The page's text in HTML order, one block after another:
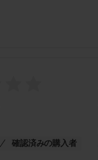
確認済みの購入者